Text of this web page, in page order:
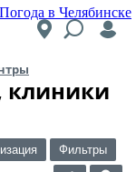
Погода в Челябинске
клиники
Фильтры